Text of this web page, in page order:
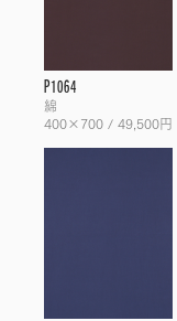
P1064
綿
400×700 / 49,500円